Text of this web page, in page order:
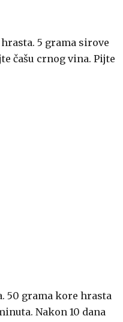
5 grama sirove
čašu crnog vina. Pijte
50 grama kore hrasta
Nakon 10 dana